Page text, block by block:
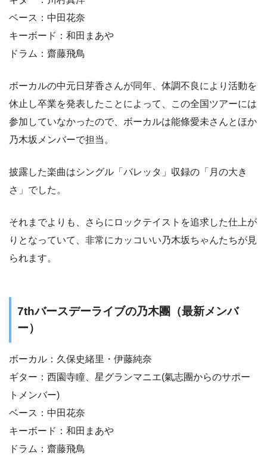
ベース：中田花奈
キーボード：和田まあや
ドラム：齋藤飛鳥
ボーカルの中元日芽香さんが同年、体調不良により活動を
休止し卒業を発表したことによって、この全国ツアーには
参加していなかったので、ボーカルは能條愛未さんとほか
乃木坂メンバーで担当。
披露した楽曲はシングル「バレッタ」収録の「月の大き
さ」でした。
それまでよりも、さらにロックテイストを追求した仕上が
りとなっていて、非常にカッコいい乃木坂ちゃんたちが見
られます。
7thバースデーライブの乃木團（最新メンバ
ー）
ボーカル：久保史緒里・伊藤純奈
ギター：西園寺瞳、星グランマニエ(氣志團からのサポー
トメンバー)
ベース：中田花奈
キーボード：和田まあや
ドラム：齋藤飛鳥